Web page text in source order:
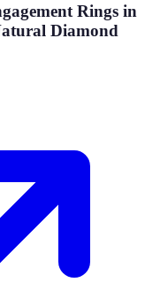
Rings in
Diamond